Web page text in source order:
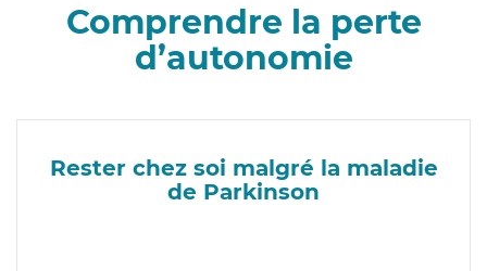
Comprendre la perte
d’autonomie
Rester chez soi malgré la maladie
de Parkinson